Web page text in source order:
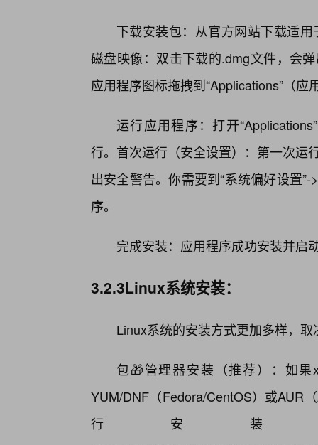
下载安装包：从官方网站下载适
磁盘映像：双击下载的.dmg文件，会
应用程序图标拖拽到“Applications”（应
运行应用程序：打开
行。首次运行（安全设置）：第一次运
出安全警告。你需要到“系统偏好设置
序。
完成安装：应用程序成功安装并启
3.2.3Linux系统安装：
Linux系统的安装方式更加多样，
包🎁管理器安装（推荐）：如果
YUM/DNF（Fedora/CentOS）或AUR
行安装